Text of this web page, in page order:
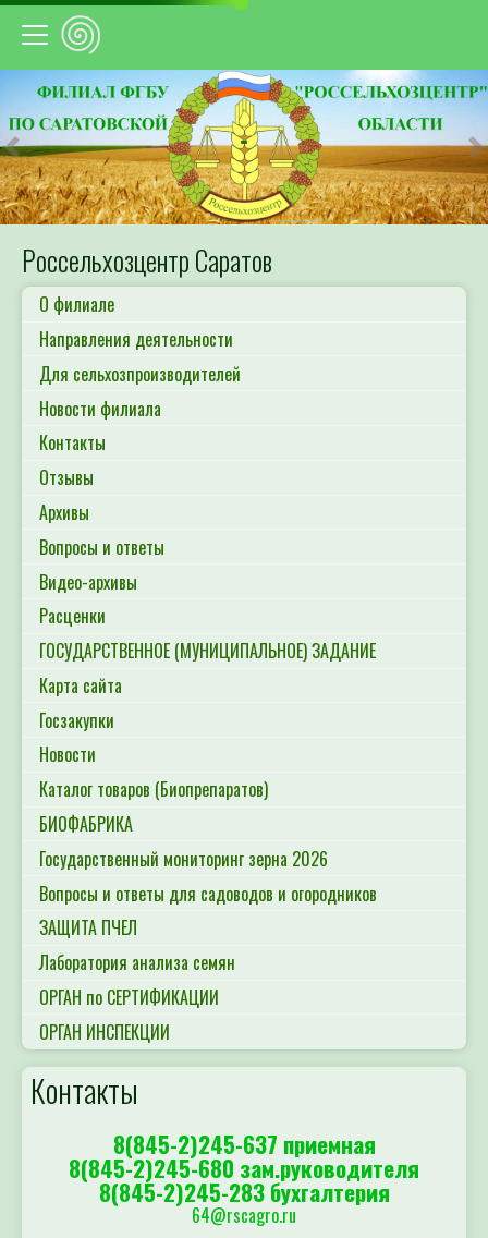
Предыдущий
Россельхозцентр Саратов
О филиале
Направления деятельности
Для сельхозпроизводителей
Новости филиала
Контакты
Отзывы
Архивы
Вопросы и ответы
Видео-архивы
Расценки
ГОСУДАРСТВЕННОЕ (МУНИЦИПАЛЬНОЕ) ЗАДАНИЕ
Карта сайта
Госзакупки
Новости
Каталог товаров (Биопрепаратов)
БИОФАБРИКА
Государственный мониторинг зерна 2026
Вопросы и ответы для садоводов и огородников
ЗАЩИТА ПЧЕЛ
Лаборатория анализа семян
ОРГАН по СЕРТИФИКАЦИИ
ОРГАН ИНСПЕКЦИИ
Контакты
8(845-2)245-637 приемная
8(845-2)245-680 зам.руководителя
8(845-2)245-283 бухгалтерия
64@rscagro.ru